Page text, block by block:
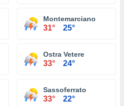
Montemarciano
31° 25°
Ostra Vetere
33° 24°
Sassoferrato
33° 22°